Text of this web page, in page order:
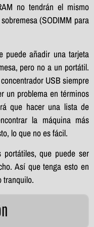
no tendrán el mismo
(SODIMM para
puede añadir una tarjeta
pero no a un portátil.
USB siempre
un problema en términos
que hacer una lista de
la máquina más
lo que no es fácil.
que puede ser
Así que tenga esto en
tranquilo.